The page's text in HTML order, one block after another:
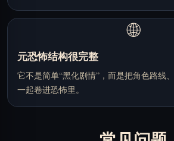
🌐
元恐怖结构很完整
它不是简单“黑化剧情”，而是把角色路线
一起卷进恐怖里。